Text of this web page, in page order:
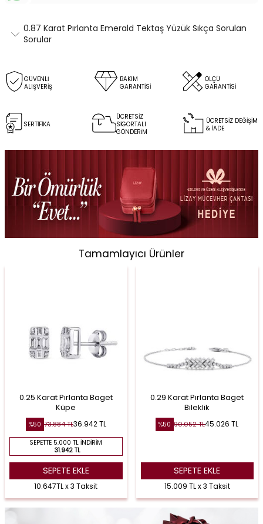
0.87 Karat Pırlanta Emerald Tektaş Yüzük Sıkça Sorulan
Sorular
GÜVENLİ
ALIŞVERİŞ
BAKIM
GARANTİSİ
ÖLÇÜ
GARANTİSİ
SERTİFİKA
ÜCRETSİZ
SİGORTALI
GÖNDERİM
ÜCRETSİZ DEĞİŞİM
& İADE
Tamamlayıcı Ürünler
0.25 Karat Pırlanta Baget
Küpe
%50 73.884TL36.942TL
SEPETTE 5.000 TL İNDIRIM
31.942 TL
SEPETE EKLE
10.647TL x 3 Taksit
0.29 Karat Pırlanta Baget
Bileklik
%50 90.052TL45.026 TL
SEPETE EKLE
15.009 TL x 3 Taksit